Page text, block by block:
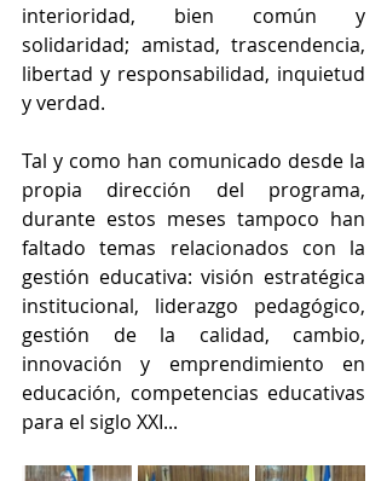
interioridad, bien común y
solidaridad; amistad, trascendencia,
libertad y responsabilidad, inquietud
y verdad.
Tal y como han comunicado desde la
propia dirección del programa,
durante estos meses tampoco han
faltado temas relacionados con la
gestión educativa: visión estratégica
institucional, liderazgo pedagógico,
gestión de la calidad, cambio,
innovación y emprendimiento en
educación, competencias educativas
para el siglo XXI...